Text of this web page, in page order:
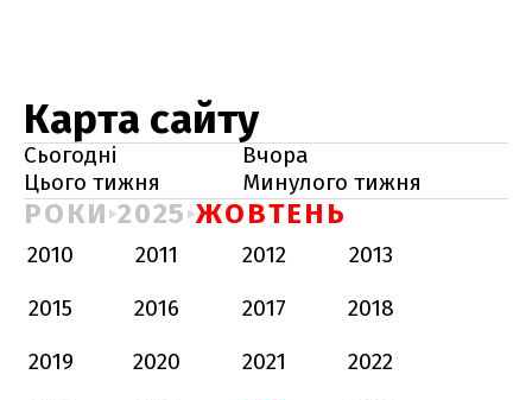
Карта сайту
Сьогодні
Вчора
Цього тижня
Минулого тижня
РОКИ 2025 ЖОВТЕНЬ
2010 2011 2012
2013
2015
2016 2017
2018
2019
2020 2021
2022